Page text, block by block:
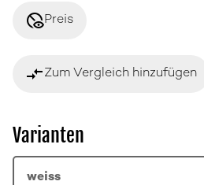
disabled_visiblePreis
compare_arrowsZum Vergleich hinzufügen
Varianten
weiss